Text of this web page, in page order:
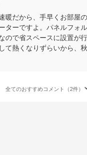
暖だから、手早くお部屋
ターですよ。パネルフォ
ので省スペースに設置が
て熱くなりずらいから、
全てのおすすめコメント（2件）